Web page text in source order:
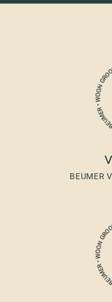
BEUMER